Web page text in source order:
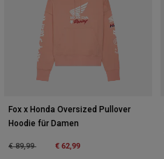
Fox x Honda Oversized Pullover
Hoodie für Damen
Price reduced from
€ 89,99to € 62,99